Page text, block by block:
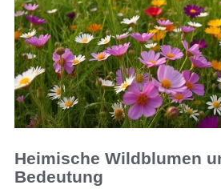
Heimische Wildblumen
Bedeutung